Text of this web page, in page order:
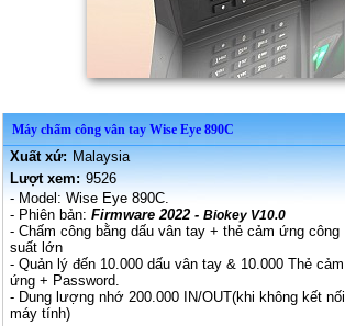
Máy chấm công vân tay Wise Eye 890C
Xuất xứ: Malaysia
Lượt xem: 9526
- Model: Wise Eye 890C.
- Phiên bản: Firmware 2022 - Biokey V10.0
- Chấm công bằng dấu vân tay + thẻ cảm ứng công
suất lớn
- Quản lý đến 10.000 dấu vân tay & 10.000 Thẻ cảm
ứng + Password.
- Dung lượng nhớ 200.000 IN/OUT(khi không kết nối
máy tính)